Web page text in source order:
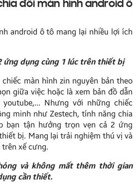
đôi màn hình android ô
android ô tô mang lại nhiều lợi ích
ứng dụng cùng 1 lúc trên thiết bị
màn hình zin nguyên bản theo
giữa việc hoặc là xem bản đồ dẫn
Nhưng với những chiếc
minh như Zestech, tính năng chia
bạn tận hưởng trọn vẹn cả 2 ứng
bị. Mang lại trải nghiệm thú vị và
xế cưng.
và không mất thêm thời gian
cần thiết.